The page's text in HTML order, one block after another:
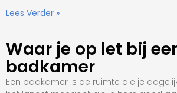
Lees Verder »
Waar je op let bij
badkamer
Een badkamer is de ruimte die je